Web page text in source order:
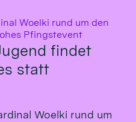
Woelki rund um den
Pfingstevent:
findet
statt
Woelki rund um